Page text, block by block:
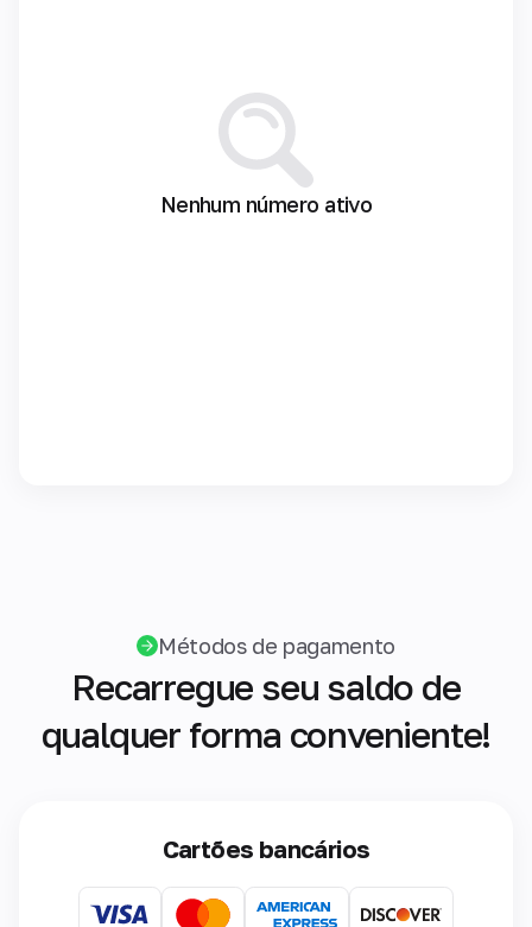
Nenhum número ativo
Métodos de pagamento
Recarregue seu saldo de
qualquer forma conveniente!
Cartões bancários